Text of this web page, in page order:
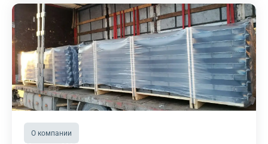
России» Общение с представителями "ГАЗ" позволило
понять, что мы находимся на правильном пути!
О компании